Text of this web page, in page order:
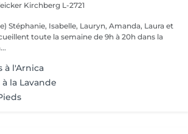
Kirchberg L-2721
Stéphanie, Isabelle, Lauryn, Amanda, Laura et
toute la semaine de 9h à 20h dans la
! La...
à l'Arnica
la Lavande